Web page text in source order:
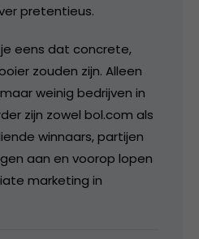
pretentieus.
eens dat concrete,
zouden zijn. Alleen
weinig bedrijven in
zijn zowel bol.com als
winnaars, partijen
aan en voorop lopen
marketing in